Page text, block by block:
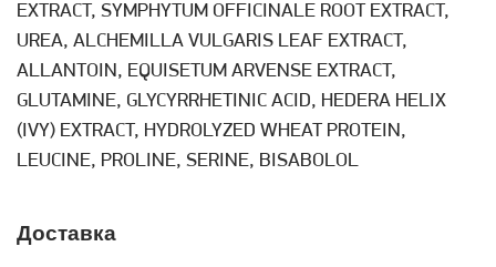
EXTRACT, SYMPHYTUM OFFICINALE ROOT EXTRACT,
UREA, ALCHEMILLA VULGARIS LEAF EXTRACT,
ALLANTOIN, EQUISETUM ARVENSE EXTRACT,
GLUTAMINE, GLYCYRRHETINIC ACID, HEDERA HELIX
(IVY) EXTRACT, HYDROLYZED WHEAT PROTEIN,
LEUCINE, PROLINE, SERINE, BISABOLOL
Доставка